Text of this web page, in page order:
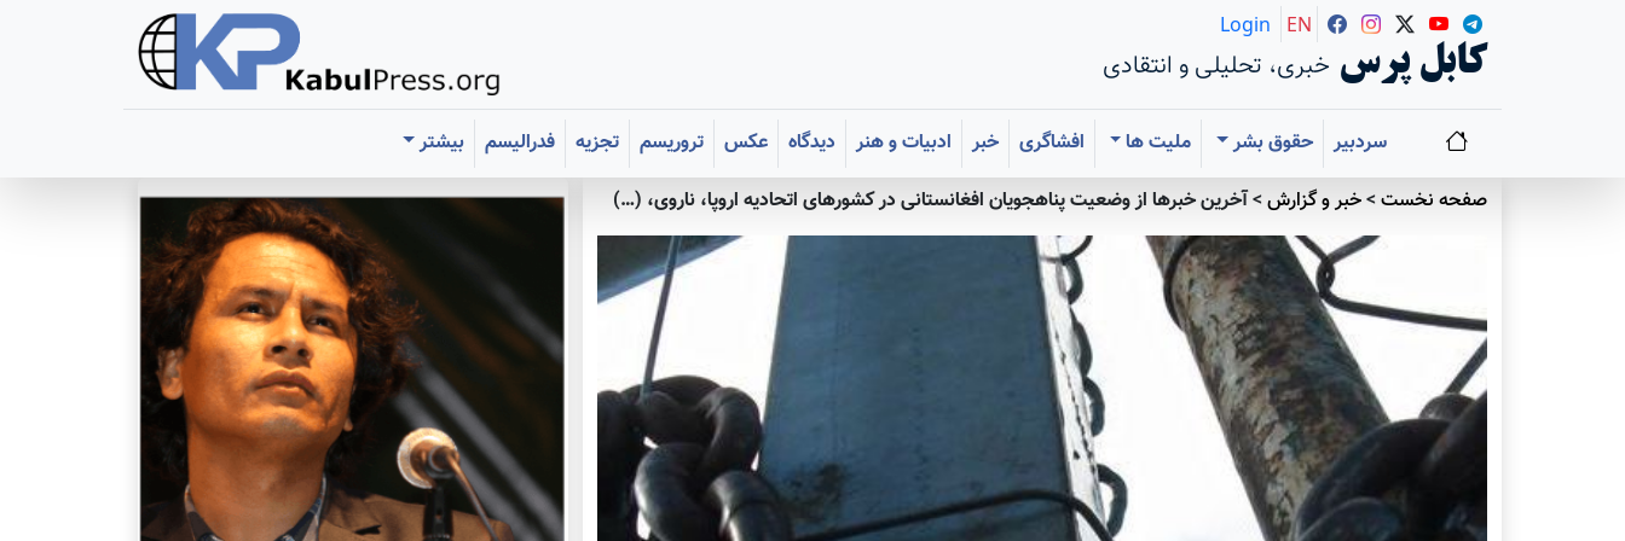
کابل پرس خبری، تحلیلی و انتقادی
Login EN
سردبیر حقوق بشر ملیت ها افشاگری خبر ادبیات و هنر دیدگاه عکس تروریسم تجزیه فدرالیسم
بیشتر
صفحه نخست>خبر و گزارش>آخرین خبرها از وضعیت پناهجویان افغانستانی در کشورهای اتحادیه اروپا، ناروی، (…)